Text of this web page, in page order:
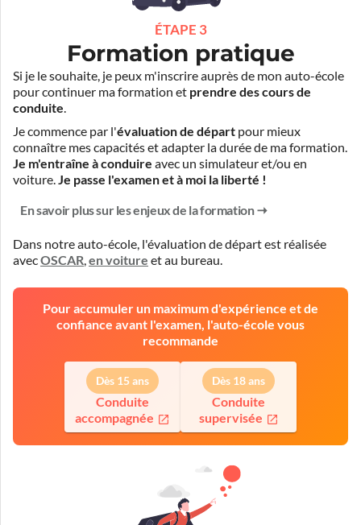
ÉTAPE 3
Formation pratique
Si je le souhaite, je peux m'inscrire auprès de mon auto-école
pour continuer ma formation et prendre des cours de
conduite.
Je commence par l'évaluation de départ pour mieux
connaître mes capacités et adapter la durée de ma formation.
Je m'entraîne à conduire avec un simulateur et/ou en
voiture.Je passe l'examen et à moi la liberté !
En savoir plus sur les enjeux de la formation
Dans notre auto-école, l'évaluation de départ est réalisée
avecOSCAR,en voiture etau bureau.
Pour accumuler un maximum d'expérience et de
confiance avant l'examen, l'auto-école vous
recommande
Dès 15 ans
Conduite
accompagnée
Dès 18 ans
Conduite
supervisée